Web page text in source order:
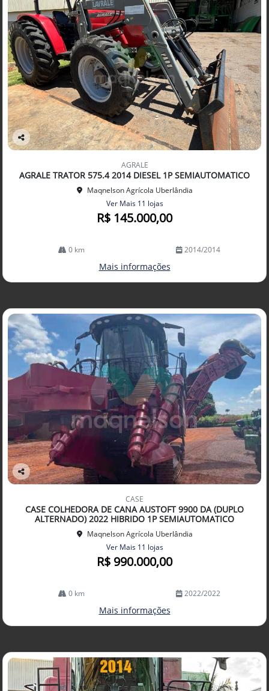
Co
arti
lhe
AGRALE
AGRALE TRATOR 575.4 2014 DIESEL 1P SEMIAUTOMATICO
Maqnelson Agrícola Uberlândia
Ver Mais 11 lojas
R$ 145.000,00
0 km 2014/2014
Mais informações
Co
lhe
CASE
CASE COLHEDORA DE CANA AUSTOFT 9900 DA (DUPLO
ALTERNADO) 2022 HIBRIDO 1P SEMIAUTOMATICO
Maqnelson Agrícola Uberlândia
Ver Mais 11 lojas
R$ 990.000,00
0 km 2022/2022
Mais informações